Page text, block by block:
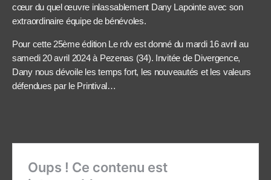
cœur du quel œuvre inlassablement Dany Lapointe avec son
extraordinaire équipe de bénévoles.
Pour cette 25ème édition Le rdv est donné du mardi 16 avril au
samedi 20 avril 2024 à Pezenas (34). Invitée de Divergence,
Dany nous dévoile les temps fort, les nouveautés et les valeurs
défendues par le Printival…